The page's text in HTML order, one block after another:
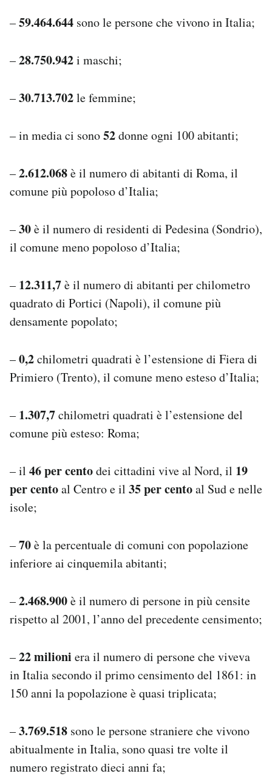
–59.464.644 sono le persone che vivono in Italia;
–28.750.942i maschi;
–30.713.702le femmine;
– in media ci sono52donne ogni 100 abitanti;
–2.612.068è il numero di abitanti di Roma, il
comune più popoloso d’Italia;
–30è il numero di residenti di Pedesina (Sondrio),
il comune meno popoloso d’Italia;
– 12.311,7è il numero di abitanti per chilometro
quadrato di Portici (Napoli), il comune più
densamente popolato;
–0,2chilometri quadrati è l’estensione di Fiera di
Primiero (Trento), il comune meno esteso d’Italia;
– 1.307,7chilometri quadrati è l’estensione del
comune più esteso: Roma;
– il 46 per centodei cittadini vive al Nord, il 19
per centoal Centro e il 35 per centoal Sud e nelle
isole;
–70è la percentuale di comuni con popolazione
inferiore ai cinquemila abitanti;
–2.468.900è il numero di persone in più censite
rispetto al 2001, l’anno del precedente censimento;
–22 milioni era il numero di persone che viveva
in Italia secondo il primo censimento del 1861: in
150 anni la popolazione è quasi triplicata;
–3.769.518 sono le persone straniere che vivono
abitualmente in Italia, sono quasi tre volte il
numero registrato dieci anni fa;